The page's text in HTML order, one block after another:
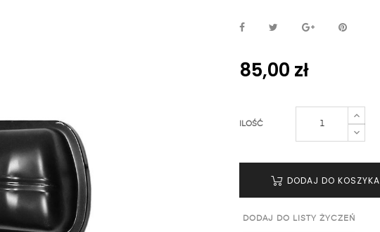
85,00 zł
ILOŚĆ
DODAJ DO KOSZYKA
DODAJ DO LISTY ŻYCZEŃ